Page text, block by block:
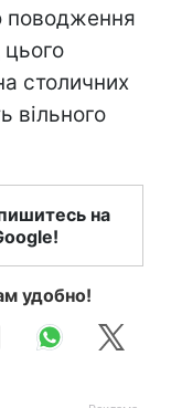
поводження
столичних
вільного
на
удобно!